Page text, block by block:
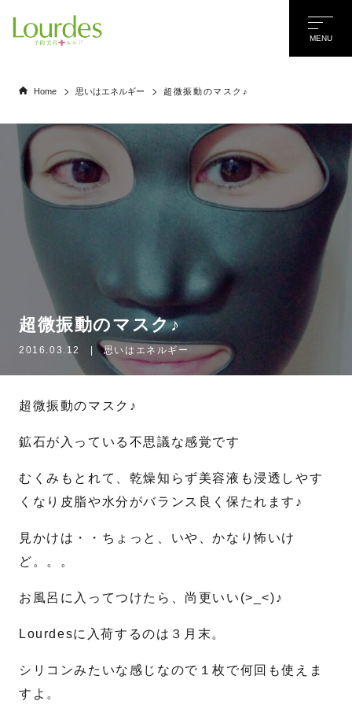
MENU
Home 思いはエネルギー 超微振動のマスク♪
超微振動のマスク♪
2016.03.12 | 思いはエネルギー
超微振動のマスク♪
鉱石が入っている不思議な感覚です
むくみもとれて、乾燥知らず美容液も浸透しやす
くなり皮脂や水分がバランス良く保たれます♪
見かけは・・ちょっと、いや、かなり怖いけ
ど。。。
お風呂に入ってつけたら、尚更いい(>_<)♪
Lourdesに入荷するのは３月末。
シリコンみたいな感じなので１枚で何回も使えま
すよ。
名前
名
メール*
電話番号*